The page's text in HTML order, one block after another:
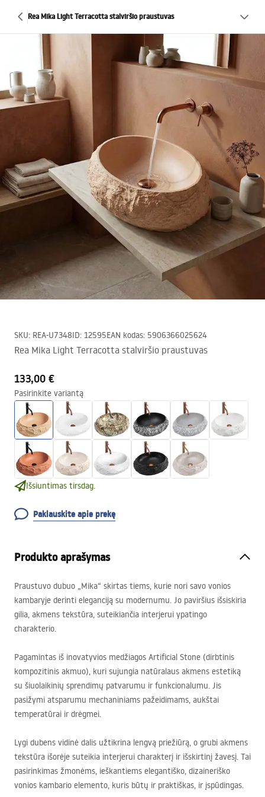
Rea Mika Light Terracotta stalviršio praustuvas
SKU: REA-U7348ID: 12595EAN kodas: 5906366025624
Rea Mika Light Terracotta stalviršio praustuvas
133,00 €
Pasirinkite variantą
Išsiuntimas tirsdag.
Paklauskite apie prekę
Produkto aprašymas
Praustuvo dubuo „Mika“ skirtas tiems, kurie nori savo vonios
kambaryje derinti eleganciją su modernumu. Jo paviršius išsiskiria
gilia, akmens tekstūra, suteikiančia interjerui ypatingo
charakterio.
Pagamintas iš inovatyvios medžiagos Artificial Stone (dirbtinis
kompozitinis akmuo), kuri sujungia natūralaus akmens estetiką
su šiuolaikinių sprendimų patvarumu ir funkcionalumu. Jis
pasižymi atsparumu mechaniniams pažeidimams, aukštai
temperatūrai ir drėgmei.
Lygi dubens vidinė dalis užtikrina lengvą priežiūrą, o grubi akmens
tekstūra išorėje suteikia interjerui charakterį ir išskirtinį žavesį. Tai
pasirinkimas žmonėms, ieškantiems elegantiško, dizaineriško
vonios kambario elemento, kuris būtų ir praktiškas, ir įspūdingas.